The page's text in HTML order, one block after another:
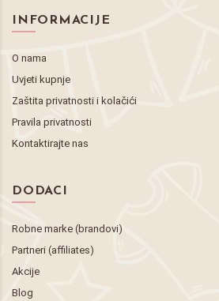
INFORMACIJE
O nama
Uvjeti kupnje
Zaštita privatnosti i kolačići
Pravila privatnosti
Kontaktirajte nas
DODACI
Robne marke (brandovi)
Partneri (affiliates)
Akcije
Blog